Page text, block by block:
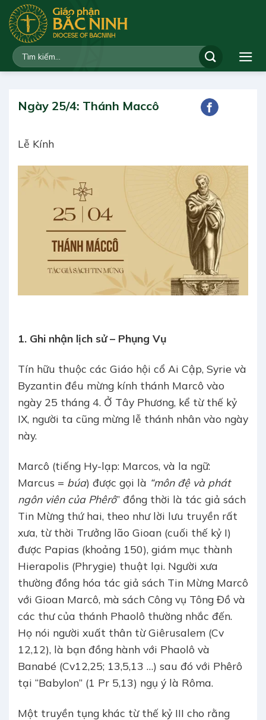
qua
dung
Ngày 25/4: Thánh Maccô
Lễ Kính
1. Ghi nhận lịch sử – Phụng Vụ
Tín hữu thuộc các Giáo hội cổ Ai Cập, Syrie và
Byzantin đều mừng kính thánh Marcô vào
ngày 25 tháng 4. Ở Tây Phương, kể từ thế kỷ
IX, người ta cũng mừng lễ thánh nhân vào ngày
này.
Marcô (tiếng Hy-lạp: Marcos, và la ngữ:
Marcus = búa) được gọi là “môn đệ và phát
ngôn viên của Phêrô” đồng thời là tác giả sách
Tin Mừng thứ hai, theo như lời lưu truyền rất
xưa, từ thời Trưởng lão Gioan (cuối thế kỷ I)
được Papias (khoảng 150), giám mục thành
Hierapolis (Phrygie) thuật lại. Người xưa
thường đồng hóa tác giả sách Tin Mừng Marcô
với Gioan Marcô, mà sách Công vụ Tông Đồ và
các thư của thánh Phaolô thường nhắc đến.
Họ nói người xuất thân từ Giêrusalem (Cv
12,12), là bạn đồng hành với Phaolô và
Banabé (Cv12,25; 13,5,13 …) sau đó với Phêrô
tại “Babylon” (1 Pr 5,13) ngụ ý là Rôma.
Một truyền tụng khác từ thế kỷ III cho rằng